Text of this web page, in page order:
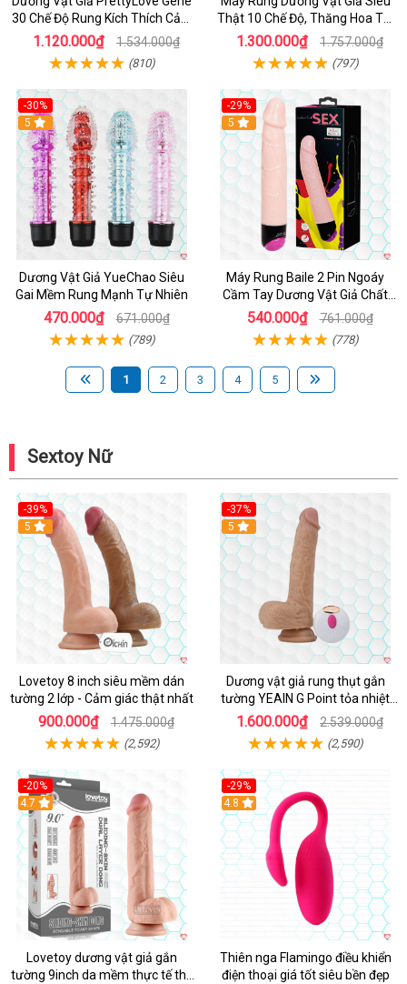
30 Chế Độ Rung Kích Thích Cảm
Biến Âm Thanh
1.120.000₫ 1.534.000₫
(810)
Thật 10 Chế Độ, Thăng Hoa Tối
Ưu
1.300.000₫ 1.757.000₫
(797)
-30%
Hot
5
Dương Vật Giả YueChao Siêu
Gai Mềm Rung Mạnh Tự Nhiên
470.000₫ 671.000₫
(789)
-29%
Hot
5
Máy Rung Baile 2 Pin Ngoáy
Cầm Tay Dương Vật Giả Chất
Lượng
540.000₫ 761.000₫
(778)
1 2 3 4 5
Sextoy Nữ
-39%
Hot
5
Lovetoy 8 inch siêu mềm dán
tường 2 lớp - Cảm giác thật nhất
900.000₫ 1.475.000₫
(2,592)
-37%
5
Dương vật giả rung thụt gắn
tường YEAIN G Point tỏa nhiệt
điều khiển từ xa
1.600.000₫ 2.539.000₫
(2,590)
-20%
Hot
4.7
Lovetoy dương vật giả gắn
tường 9inch da mềm thực tế thú
-29%
Hot
4.8
Thiên nga Flamingo điều khiển
điện thoại giá tốt siêu bền đẹp